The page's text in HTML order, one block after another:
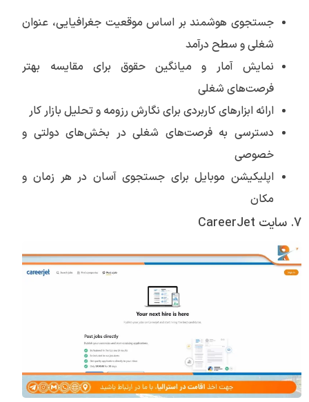
جستجوی هوشمند بر اساس موقعیت جغرافیایی، عنوان
شغلی و سطح درآمد
نمایش آمار و میانگین حقوق برای مقایسه بهتر
فرصت‌های شغلی
ارائه ابزارهای کاربردی برای نگارش رزومه و تحلیل بازار کار
دسترسی به فرصت‌های شغلی در بخش‌های دولتی و
خصوصی
اپلیکیشن موبایل برای جستجوی آسان در هر زمان و
مکان
7. سایت CareerJet